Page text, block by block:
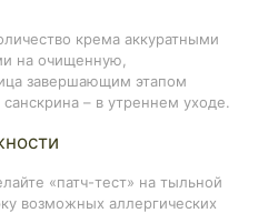
крема аккуратными
на очищенную,
завершающим этапом
– в утреннем уходе.
«патч-тест» на тыльной
возможных аллергических